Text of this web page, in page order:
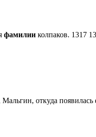
фамилии колпаков. 1317
откуда появилась